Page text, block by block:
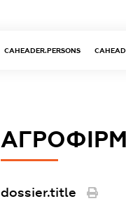
CAHEADER.PERSONS
dossier.title